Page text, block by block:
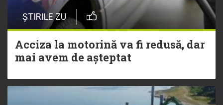
ȘTIRILE ZU
Acciza la motorină va fi redusă, dar
mai avem de așteptat